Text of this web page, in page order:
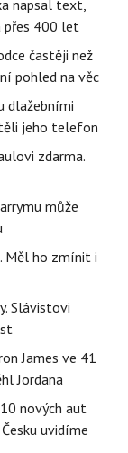
napsal text,
přes 400 let
častěji než
pohled na věc
dlažebními
jeho telefon
zdarma.
může
Měl ho zmínit i
Slávistovi
James ve 41
Jordana
nových aut
uvidíme